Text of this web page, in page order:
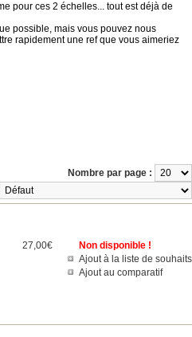
pour ces 2 échelles... tout est déjà de
possible, mais vous pouvez nous
rapidement une ref que vous aimeriez
Nombre par page :
Non disponible !
Ajout à la liste de souhaits
Ajout au comparatif
27,00€